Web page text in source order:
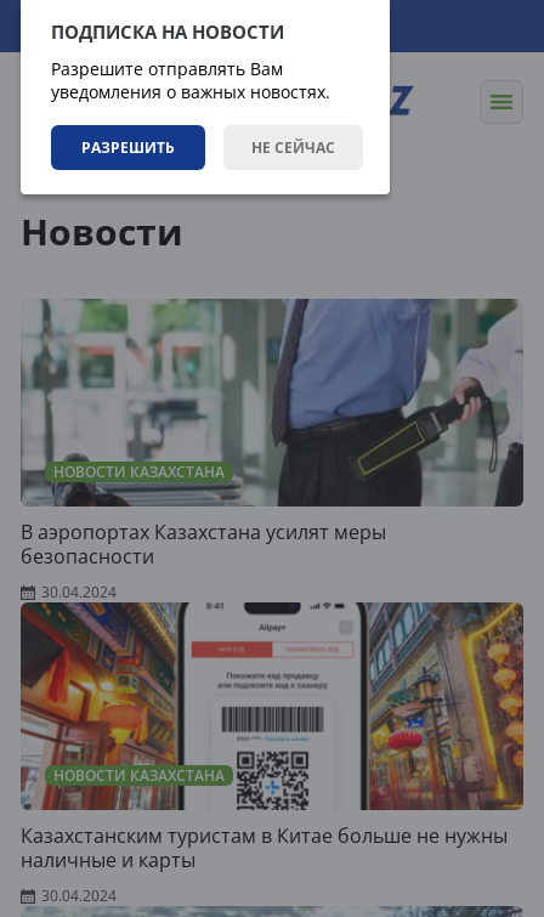
ПОДПИСКА НА НОВОСТИ
Разрешите отправлять Вам
уведомления о важных новостях.
РАЗРЕШИТЬ НЕ СЕЙЧАС
09.08.2026 02:54:25
Новости
НОВОСТИ КАЗАХСТАНА
В аэропортах Казахстана усилят меры
безопасности
30.04.2024
НОВОСТИ КАЗАХСТАНА
Казахстанским туристам в Китае больше не нужны
наличные и карты
30.04.2024